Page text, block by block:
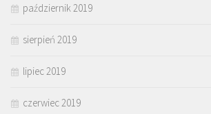
październik 2019
sierpień 2019
lipiec 2019
czerwiec 2019